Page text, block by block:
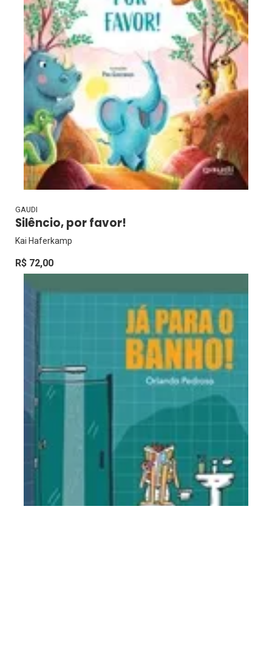
GAUDI
Silêncio, por favor!
Kai Haferkamp
R$ 72,00